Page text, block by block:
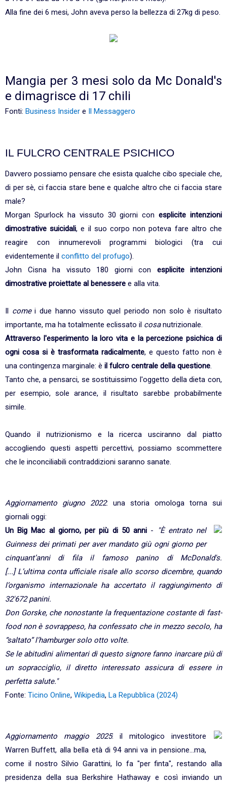
Alla fine dei 6 mesi, John aveva perso la bellezza di 27kg di peso.
Mangia per 3 mesi solo da Mc Donald's
e dimagrisce di 17 chili
Fonti: Business Insider e Il Messaggero
IL FULCRO CENTRALE PSICHICO
Davvero possiamo pensare che esista qualche cibo speciale che,
di per sè, ci faccia stare bene e qualche altro che ci faccia stare
male?
Morgan Spurlock ha vissuto 30 giorni conesplicite intenzioni
dimostrative suicidali, e il suo corpo non poteva fare altro che
reagire con innumerevoli programmi biologici (tra cui
evidentemente il conflitto del profugo).
John Cisna ha vissuto 180 giorni con esplicite intenzioni
dimostrative proiettate al benessere e alla vita.
comei due hanno vissuto quel periodo non solo è risultato
importante, ma ha totalmente eclissato il cosanutrizionale.
Attraverso l'esperimento la loro vita e la percezione psichica di
ogni cosa si è trasformata radicalmente, e questo fatto non è
una contingenza marginale: è il fulcro centrale della questione.
Tanto che, a pensarci, se sostituissimo l'oggetto della dieta con,
per esempio, sole arance, il risultato sarebbe probabilmente
simile.
Quando il nutrizionismo e la ricerca usciranno dal piatto
accogliendo questi aspetti percettivi, possiamo scommettere
che le inconciliabili contraddizioni saranno sanate.
Aggiornamento giugno 2022: una storia omologa torna sui
giornali oggi:
Un Big Mac al giorno, per più di 50 anni -
"È entrato nel
Guinness dei primati per aver mandato giù ogni giorno per
cinquant’anni di fila il famoso panino di McDonald's.
[...] L’ultima conta ufficiale risale allo scorso dicembre, quando
l’organismo internazionale ha accertato il raggiungimento di
32'672 panini.
Don Gorske, che nonostante la frequentazione costante di fast-
food non è sovrappeso, ha confessato che in mezzo secolo, ha
“saltato” l’hamburger solo otto volte.
Se le abitudini alimentari di questo signore fanno inarcare più di
un sopracciglio, il diretto interessato assicura di essere in
perfetta salute."
Fonte: Ticino Online, Wikipedia, La Repubblica (2024)
Aggiornamento maggio 2025: il mitologico investitore
Warren Buffett, alla bella età di 94 anni va in pensione...ma,
come il nostro Silvio Garattini, lo fa "per finta", restando alla
presidenza della sua Berkshire Hathaway e così inviando un